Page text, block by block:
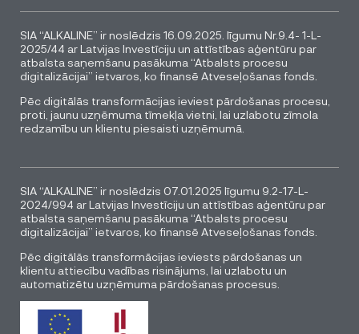
SIA “ALKALINE” ir noslēdzis 16.09.2025. līgumu Nr.9.4- 1-L-
2025/44 ar Latvijas Investīciju un attīstības aģentūru par
atbalsta saņemšanu pasākuma “Atbalsts procesu
digitalizācijai” ietvaros, ko finansē Atveseļošanas fonds.
Pēc digitālās transformācijas ieviest pārdošanas procesu,
proti, jaunu uzņēmuma tīmekļa vietni, lai uzlabotu zīmola
redzamību un klientu piesaisti uzņēmumā.
SIA “ALKALINE” ir noslēdzis 07.01.2025 līgumu 9.2-17-L-
2024/994 ar Latvijas Investīciju un attīstības aģentūru par
atbalsta saņemšanu pasākuma “Atbalsts procesu
digitalizācijai” ietvaros, ko finansē Atveseļošanas fonds.
Pēc digitālās transformācijas ieviests pārdošanas un
klientu attiecību vadības risinājums, lai uzlabotu un
automatizētu uzņēmuma pārdošanas procesus.